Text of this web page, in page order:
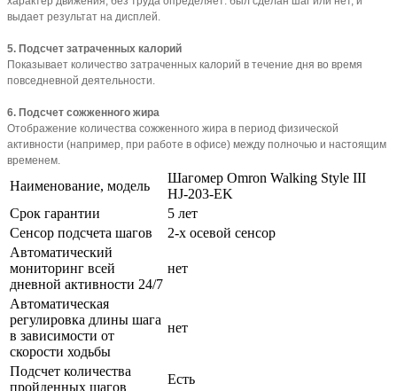
выдает результат на дисплей.
5. Подсчет затраченных калорий
Показывает количество затраченных калорий в течение дня во время
повседневной деятельности.
6. Подсчет сожженного жира
Отображение количества сожженного жира в период физической
активности (например, при работе в офисе) между полночью и настоящим
временем.
Наименование, модель
Шагомер Omron Walking Style III
HJ-203-EK
Срок гарантии
5 лет
Сенсор подсчета шагов
2-х осевой сенсор
Автоматический
мониторинг всей
дневной активности 24/7
нет
Автоматическая
регулировка длины шага
в зависимости от
скорости ходьбы
нет
Подсчет количества
пройденных шагов
Есть